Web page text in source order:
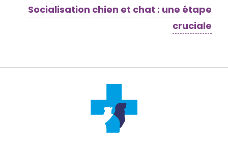
Socialisation chien et chat : une étape
cruciale